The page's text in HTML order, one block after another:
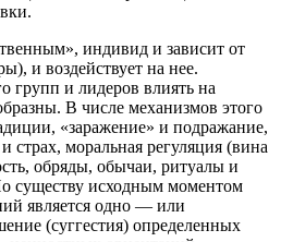
индивид и зависит от
и воздействует на нее.
групп и лидеров влиять на
В числе механизмов этого
«заражение» и подражание,
страх, моральная регуляция (вина
обряды, обычаи, ритуалы и
существу исходным моментом
является одно — или
(суггестия) определенных